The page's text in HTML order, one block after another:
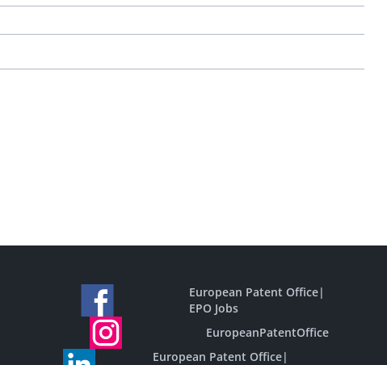
European Patent Office|
EPO Jobs
EuropeanPatentOffice
European Patent Office|